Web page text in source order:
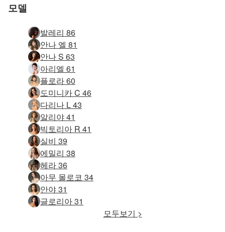
모델
발레리 86
안나 엘 81
안나 S 63
아리엘 61
플로라 60
도미니카 C 46
다리나 L 43
알리야 41
빅토리아 R 41
실비 39
에밀리 38
헤라 36
아무 몰로코 34
안야 31
글로리아 31
모두보기 >